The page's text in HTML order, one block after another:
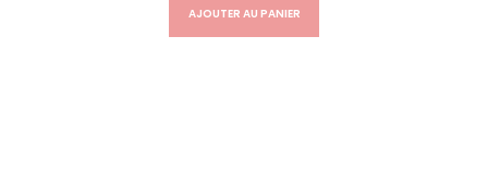
AJOUTER AU PANIER